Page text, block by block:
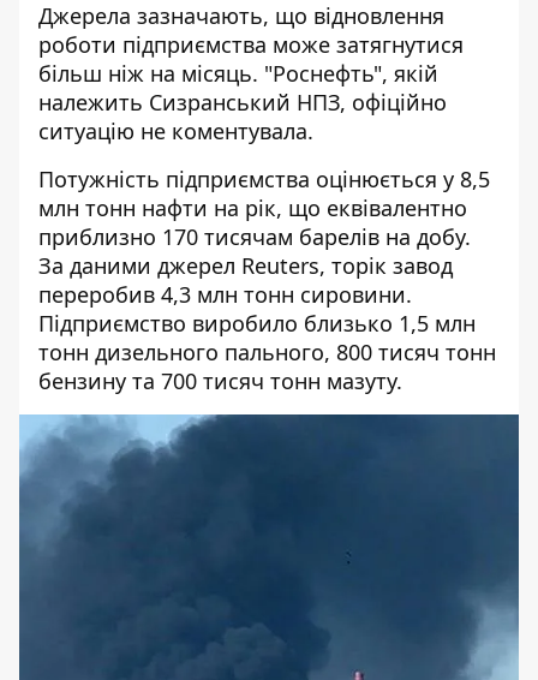
Джерела зазначають, що відновлення
роботи підприємства може затягнутися
більш ніж на місяць. "Роснефть", якій
належить Сизранський НПЗ, офіційно
ситуацію не коментувала.
Потужність підприємства оцінюється у 8,5
млн тонн нафти на рік, що еквівалентно
приблизно 170 тисячам барелів на добу.
За даними джерел Reuters, торік завод
переробив 4,3 млн тонн сировини.
Підприємство виробило близько 1,5 млн
тонн дизельного пального, 800 тисяч тонн
бензину та 700 тисяч тонн мазуту.